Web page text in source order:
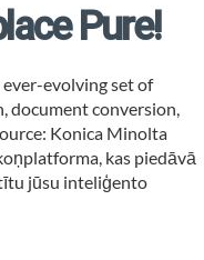
Pure!
ever-evolving set of
document conversion,
Konica Minolta
kas piedāvā
jūsu inteliģento